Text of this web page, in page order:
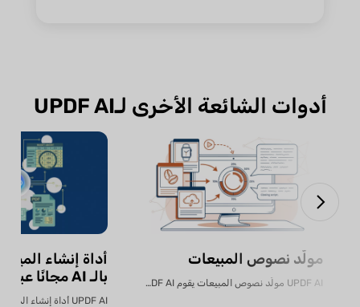
أدوات الشائعة الأخرى لـUPDF AI
مولّد نصوص المبيعات
UPDF AI مولّد نصوص المبيعات يقوم UPDF AI بتحويل...
أداة إنشاء
بالـ AI مجانًا عبر الإنترنت